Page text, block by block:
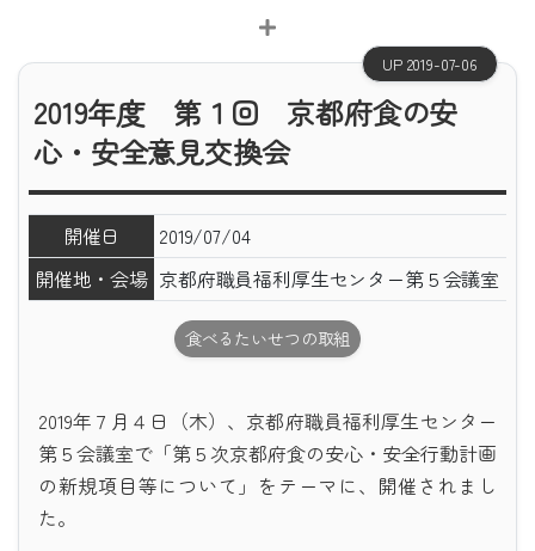
UP 2019-07-06
2019年度 第１回 京都府食の安
心・安全意見交換会
開催日
2019/07/04
開催地・会場 京都府職員福利厚生センター第５会議室
食べるたいせつの取組
2019年７月４日（木）、京都府職員福利厚生センター
第５会議室で「第５次京都府食の安心・安全行動計画
の新規項目等について」をテーマに、開催されまし
た。